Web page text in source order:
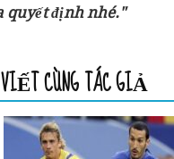
quyết định nhé."
CÙNG TÁC GIẢ